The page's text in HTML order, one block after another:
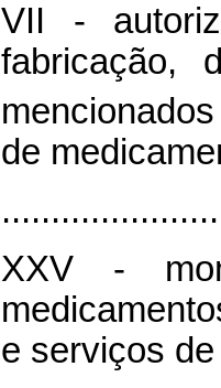
VII -
fabricação,
de
XXV -
e serviços